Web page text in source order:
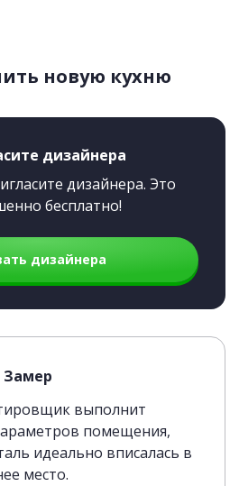
новую кухню
дизайнера
дизайнера. Это
бесплатно!
дизайнера
Замер
выполнит
помещения,
идеально вписалась в
место.